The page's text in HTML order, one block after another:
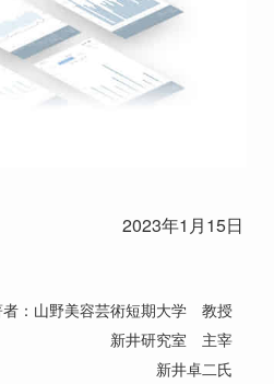
2023年1月15日
者：山野美容芸術短期大学 教授
新井研究室 主宰
新井卓二氏